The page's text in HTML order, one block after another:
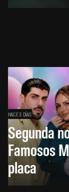
HACE 3 DÍAS
Segunda
Famosos
placa